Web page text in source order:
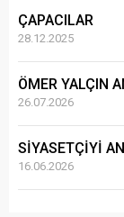
ÇAPACILAR
28.12.2025
ÖMER YALÇIN
26.07.2026
SİYASETÇİYİ
16.06.2026